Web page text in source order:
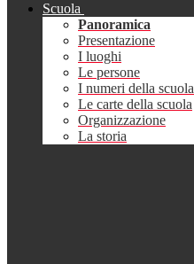
Scuola
Panoramica
Presentazione
I luoghi
Le persone
I numeri della scuola
Le carte della scuola
Organizzazione
La storia